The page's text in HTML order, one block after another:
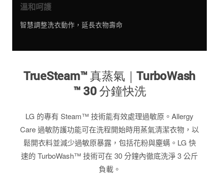
溫和呵護
智慧調整洗衣動作，延長衣物壽命
TrueSteam™ 真蒸氣｜TurboWash
™ 30 分鐘快洗
LG 的專有 Steam™ 技術能有效處理過敏原。Allergy
Care 過敏防護功能可在洗程開始時用蒸氣清潔衣物，以
鬆開衣料並減少過敏原暴露，包括花粉與塵螨。LG 快
速的 TurboWash™ 技術可在 30 分鐘內徹底洗淨 3 公斤
負載。